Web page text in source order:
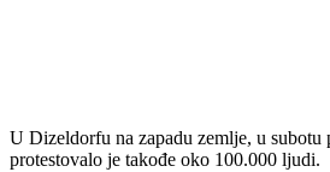
U Dizeldorfu na zapadu zemlje, u subotu
protestovalo je takođe oko 100.000 ljudi.